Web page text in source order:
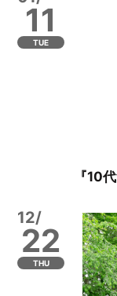
11
TUE
『10
12/
22
THU